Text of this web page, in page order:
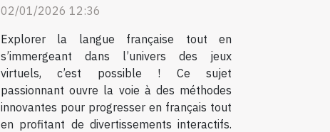
02/01/2026 12:36
Explorer la langue française tout en
s’immergeant dans l’univers des jeux
virtuels, c’est possible ! Ce sujet
passionnant ouvre la voie à des méthodes
innovantes pour progresser en français tout
en profitant de divertissements interactifs.